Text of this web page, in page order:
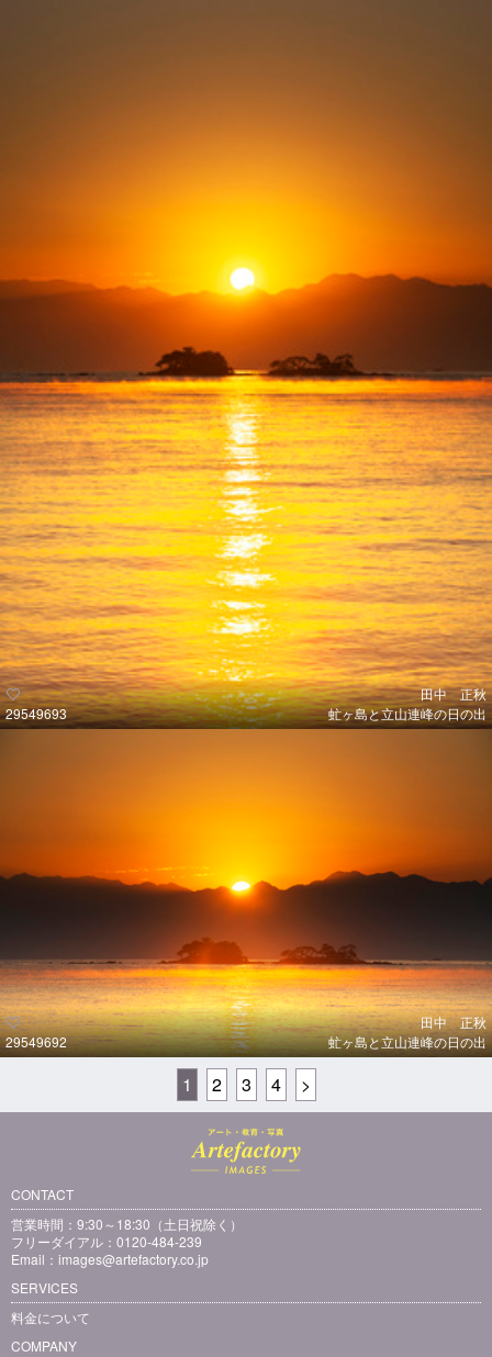
29549693
田中 正秋
虻ヶ島と立山連峰の日の出
29549692
田中 正秋
虻ヶ島と立山連峰の日の出
1 2 3 4 >
CONTACT
営業時間：9:30～18:30（土日祝除く）
フリーダイアル：0120-484-239
Email： images@artefactory.co.jp
SERVICES
料金について
COMPANY